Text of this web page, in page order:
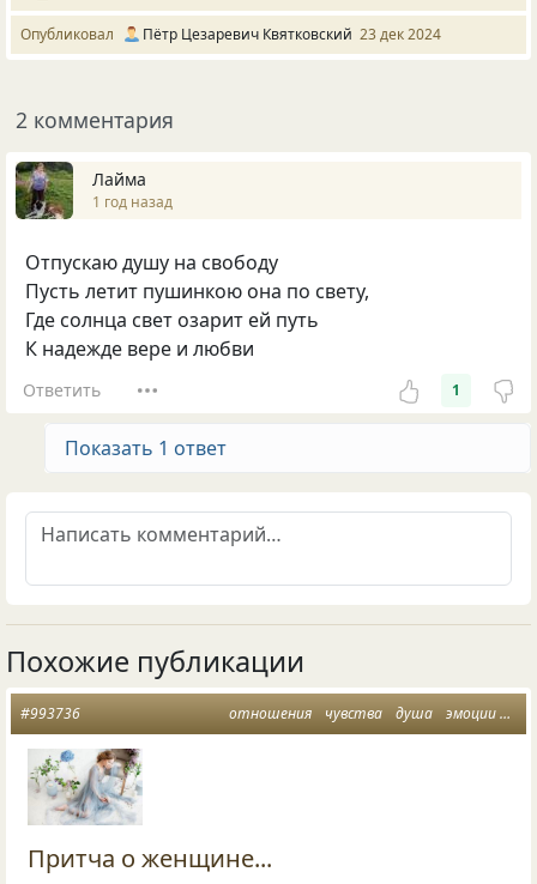
Опубликовал Пётр Цезаревич Квятковский 23 дек 2024
2 комментария
Лайма
1 год назад
Отпускаю душу на свободу
Пусть летит пушинкою она по свету,
Где солнца свет озарит ей путь
К надежде вере и любви
Ответить 1
Показать 1 ответ
Похожие публикации
отношения чувства душа эмоции
#993736
Притча о женщине...